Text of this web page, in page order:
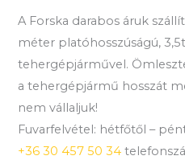
A Forska darabos áruk
méter platóhosszúságú,
tehergépjárművel.
a tehergépjármű hosszát
nem vállaljuk!
Fuvarfelvétel: hétfőtől –
+36 30 457 50 34